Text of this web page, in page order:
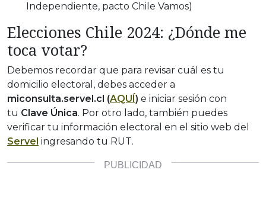
Independiente, pacto Chile Vamos)
Elecciones Chile 2024: ¿Dónde me
toca votar?
Debemos recordar que para revisar cuál es tu
domicilio electoral, debes acceder a
miconsulta.servel.cl (AQUÍ ) e iniciar sesión con
tu Clave Única. Por otro lado, también puedes
verificar tu información electoral en el sitio web del
Servel ingresando tu RUT.